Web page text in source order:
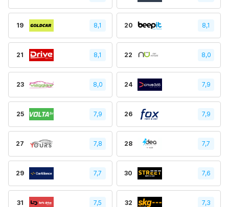
19 8,1 20 8,1
21 8,1 22 8,0
23 8,0 24 7,9
25 7,9 26 7,9
27 7,8 28 7,7
29 7,7 30 7,6
31 7,5 32 7,3